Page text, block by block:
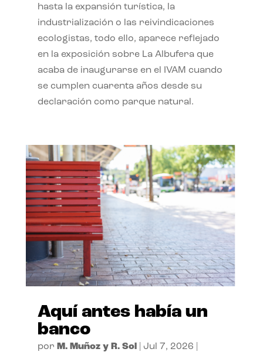
hasta la expansión turística, la
industrialización o las reivindicaciones
ecologistas, todo ello, aparece reflejado
en la exposición sobre La Albufera que
acaba de inaugurarse en el IVAM cuando
se cumplen cuarenta años desde su
declaración como parque natural.
Aquí antes había un
banco
por M. Muñoz y R. Sol Jul 7, 2026